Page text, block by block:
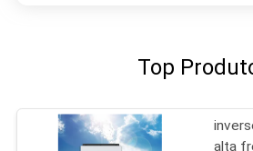
Top
alta